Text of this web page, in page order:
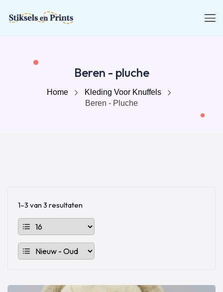
Beren - pluche
Home
Kleding Voor Knuffels
Beren - Pluche
1–3 van 3 resultaten